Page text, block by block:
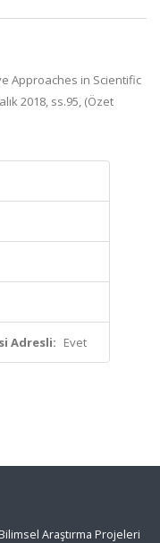
Approaches in Scientific
2018, ss.95, (Özet
Adresli: Evet
Araştırma Projeleri